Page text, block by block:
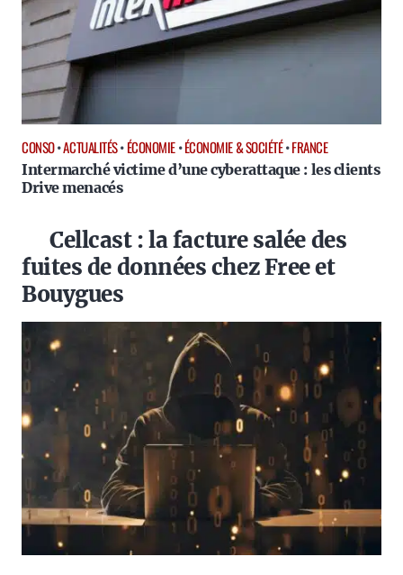
CONSO•ACTUALITÉS•ÉCONOMIE•ÉCONOMIE & SOCIÉTÉ•FRANCE
Intermarché victime d’une cyberattaque : les clients
Drive menacés
Cellcast : la facture salée des
fuites de données chez Free et
Bouygues